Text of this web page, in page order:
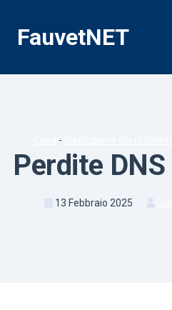
contenuto
FauvetNET
-
Perdite
13 Febbraio 2025